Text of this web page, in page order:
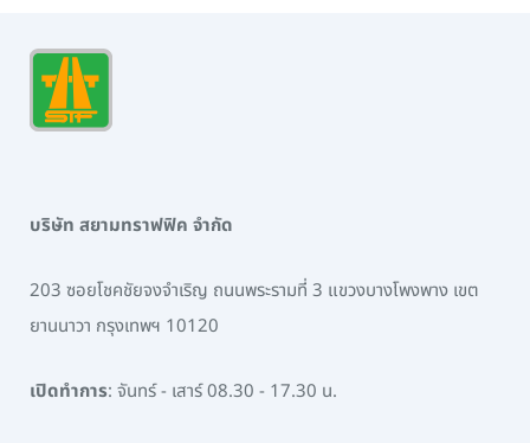
บริษัท สยามทราฟฟิค จำกัด
203 ซอยโชคชัยจงจำเริญ ถนนพระรามที่ 3 แขวงบางโพงพาง เขต
ยานนาวา กรุงเทพฯ 10120
เปิดทำการ: จันทร์ - เสาร์ 08.30 - 17.30 น.